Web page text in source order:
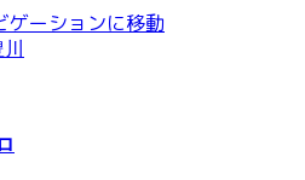
ゲーションに移動